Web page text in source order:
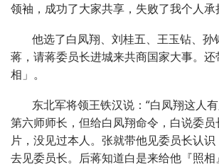
领袖，成功了大家共享，失败了我个人承
他选了白凤翔、刘桂五、王玉钻、孙
蒋，请蒋委员长进城来共商国家大事。
相」。
东北军将领王铁汉说：“白凤翔这人
第六师师长，但给白凤翔命令，白说委
片，没见过本人。张就带他见委员长认
去见委员长。后蒋知道白是来给他『照